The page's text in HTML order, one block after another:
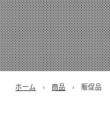
ホーム 商品 販促品